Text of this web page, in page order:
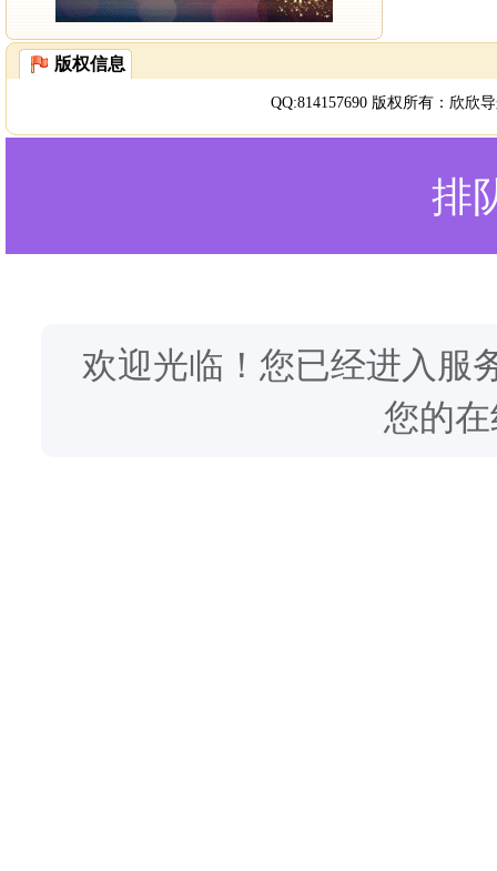
版权信息
QQ:814157690 版权所有： 欣欣